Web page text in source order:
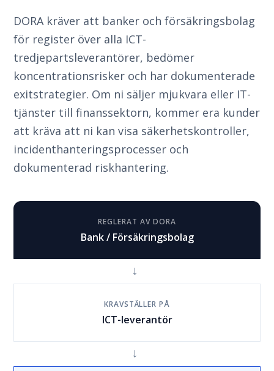
DORA kräver att banker och försäkringsbolag
för register över alla ICT-
tredjepartsleverantörer, bedömer
koncentrationsrisker och har dokumenterade
exitstrategier. Om ni säljer mjukvara eller IT-
tjänster till finanssektorn, kommer era kunder
att kräva att ni kan visa säkerhetskontroller,
incidenthanteringsprocesser och
dokumenterad riskhantering.
REGLERAT AV DORA
Bank / Försäkringsbolag
→
KRAVSTÄLLER PÅ
ICT-leverantör
→